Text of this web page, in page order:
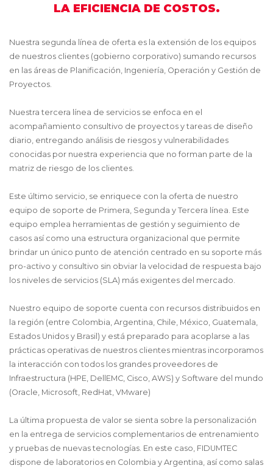
LA EFICIENCIA DE COSTOS.
Nuestra segunda línea de oferta es la extensión de los equipos
de nuestros clientes (gobierno corporativo) sumando recursos
en las áreas de Planificación, Ingeniería, Operación y Gestión de
Proyectos.
Nuestra tercera línea de servicios se enfoca en el
acompañamiento consultivo de proyectos y tareas de diseño
diario, entregando análisis de riesgos y vulnerabilidades
conocidas por nuestra experiencia que no forman parte de la
matriz de riesgo de los clientes.
Este último servicio, se enriquece con la oferta de nuestro
equipo de soporte de Primera, Segunda y Tercera línea. Este
equipo emplea herramientas de gestión y seguimiento de
casos así como una estructura organizacional que permite
brindar un único punto de atención centrado en su soporte más
pro-activo y consultivo sin obviar la velocidad de respuesta bajo
los niveles de servicios (SLA) más exigentes del mercado.
Nuestro equipo de soporte cuenta con recursos distribuidos en
la región (entre Colombia, Argentina, Chile, México, Guatemala,
Estados Unidos y Brasil) y está preparado para acoplarse a las
prácticas operativas de nuestros clientes mientras incorporamos
la interacción con todos los grandes proveedores de
Infraestructura (HPE, DellEMC, Cisco, AWS) y Software del mundo
(Oracle, Microsoft, RedHat, VMware)
La última propuesta de valor se sienta sobre la personalización
en la entrega de servicios complementarios de entrenamiento
y pruebas de nuevas tecnologías. En este caso, FIDUMTEC
dispone de laboratorios en Colombia y Argentina, así como salas